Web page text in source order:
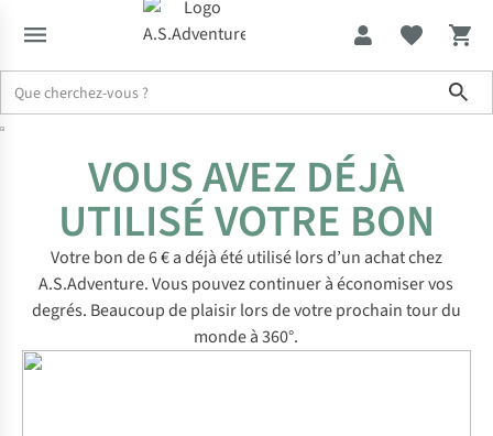
VOUS AVEZ DÉJÀ
UTILISÉ VOTRE BON
Votre bon de 6 € a déjà été utilisé lors d’un achat chez
A.S.Adventure. Vous pouvez continuer à économiser vos
degrés. Beaucoup de plaisir lors de votre prochain tour du
monde à 360°.